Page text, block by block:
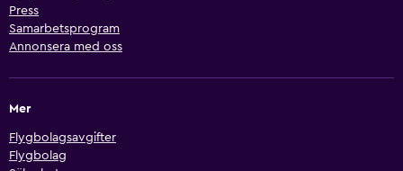
Press
Samarbetsprogram
Annonsera med oss
Mer
Flygbolagsavgifter
Flygbolag